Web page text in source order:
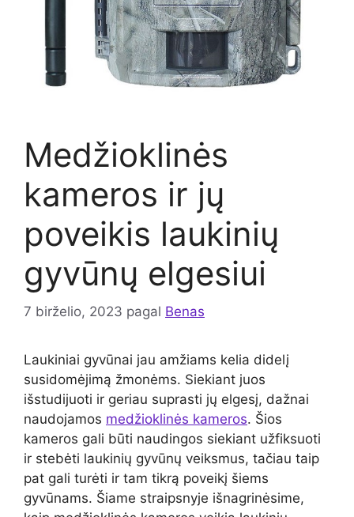
Medžioklinės
kameros ir jų
poveikis laukinių
gyvūnų elgesiui
7 birželio, 2023 pagal Benas
Laukiniai gyvūnai jau amžiams kelia didelį
susidomėjimą žmonėms. Siekiant juos
išstudijuoti ir geriau suprasti jų elgesį, dažnai
naudojamos medžioklinės kameros. Šios
kameros gali būti naudingos siekiant užfiksuoti
ir stebėti laukinių gyvūnų veiksmus, tačiau taip
pat gali turėti ir tam tikrą poveikį šiems
gyvūnams. Šiame straipsnyje išnagrinėsime,